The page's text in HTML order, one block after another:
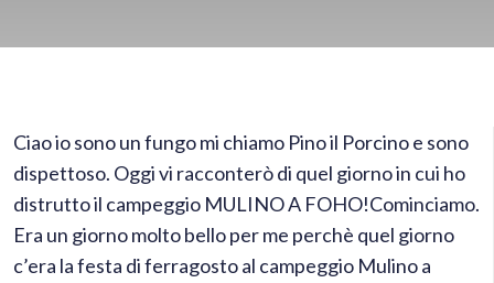
Ciao io sono un fungo mi chiamo Pino il Porcino e sono
dispettoso. Oggi vi racconterò di quel giorno in cui ho
distrutto il campeggio MULINO A FOHO!Cominciamo.
Era un giorno molto bello per me perchè quel giorno
c’era la festa di ferragosto al campeggio Mulino a